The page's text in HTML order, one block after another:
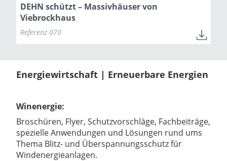
DEHN schützt – Massivhäuser von
Viebrockhaus
Referenz 070
Energiewirtschaft | Erneuerbare Energien
Winenergie:
Broschüren, Flyer, Schutzvorschläge, Fachbeiträge,
spezielle Anwendungen und Lösungen rund ums
Thema Blitz- und Überspannungsschutz für
Windenergieanlagen.